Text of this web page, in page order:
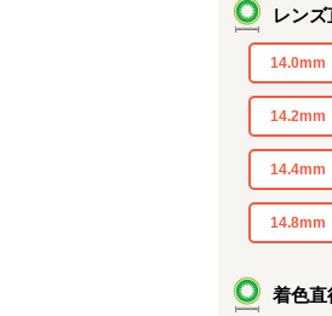
レン
14.0mm
14.2mm
14.4mm
14.8mm
着色直